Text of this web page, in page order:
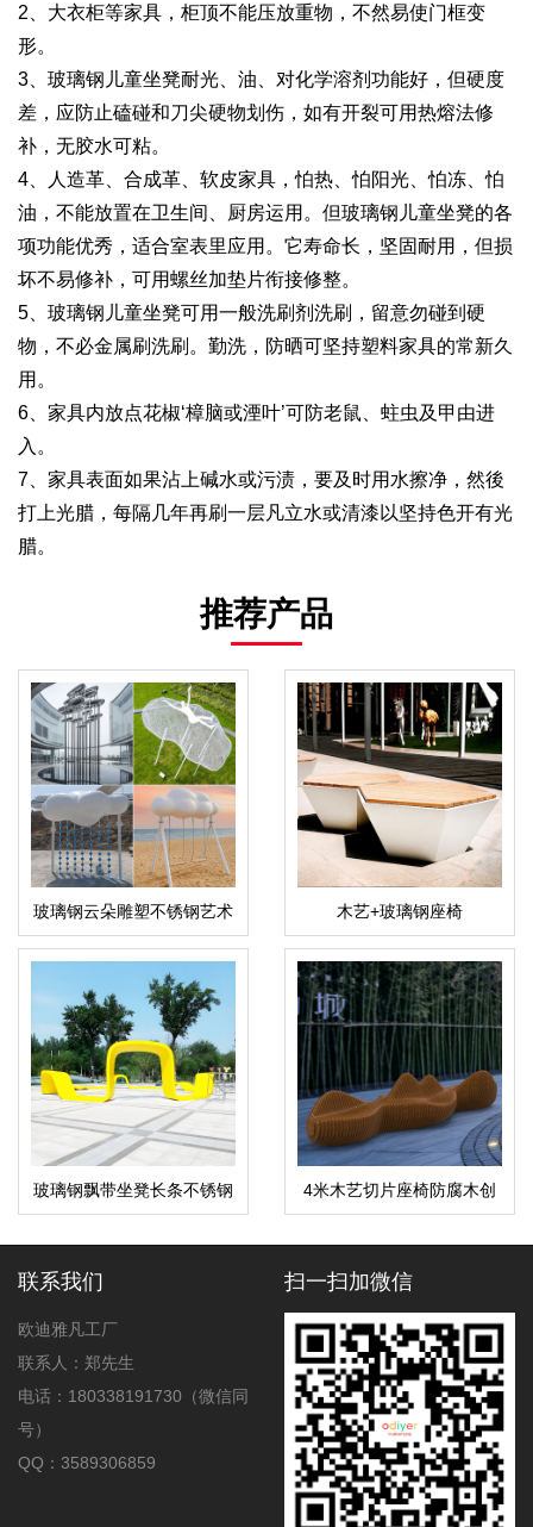
2、大衣柜等家具，柜顶不能压放重物，不然易使门框变
形。
3、玻璃钢儿童坐凳耐光、油、对化学溶剂功能好，但硬度
差，应防止磕碰和刀尖硬物划伤，如有开裂可用热熔法修
补，无胶水可粘。
4、人造革、合成革、软皮家具，怕热、怕阳光、怕冻、怕
油，不能放置在卫生间、厨房运用。但玻璃钢儿童坐凳的各
项功能优秀，适合室表里应用。它寿命长，坚固耐用，但损
坏不易修补，可用螺丝加垫片衔接修整。
5、玻璃钢儿童坐凳可用一般洗刷剂洗刷，留意勿碰到硬
物，不必金属刷洗刷。勤洗，防晒可坚持塑料家具的常新久
用。
6、家具内放点花椒‘樟脑或湮叶’可防老鼠、蛀虫及甲由进
入。
7、家具表面如果沾上碱水或污渍，要及时用水擦净，然後
打上光腊，每隔几年再刷一层凡立水或清漆以坚持色开有光
腊。
推荐产品
玻璃钢云朵雕塑不锈钢艺术
景观云朵摆件
木艺+玻璃钢座椅
玻璃钢飘带坐凳长条不锈钢
异形景观座椅
4米木艺切片座椅防腐木创
意美陈景观坐凳
联系我们
欧迪雅凡工厂
联系人：郑先生
电话：180338191730（微信同
号）
QQ：3589306859
扫一扫加微信